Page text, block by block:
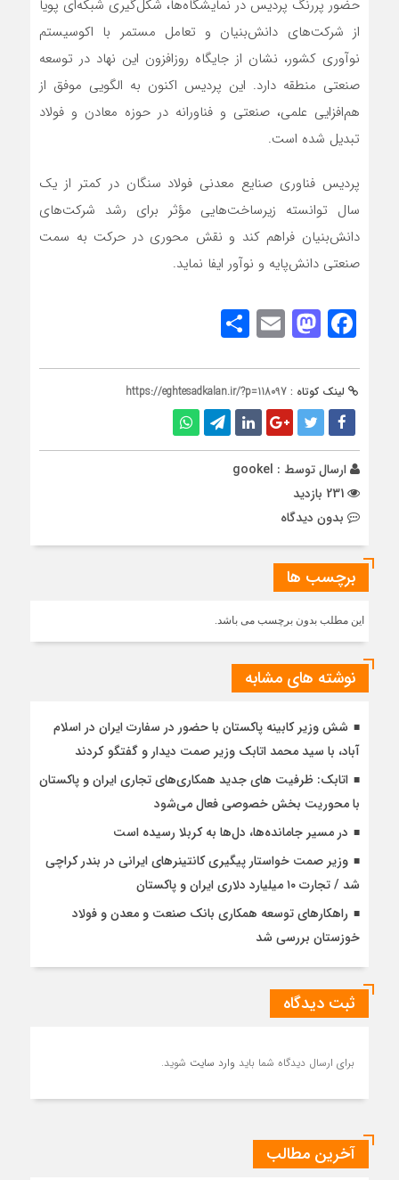
حضور پررنگ پردیس در نمایشگاه‌ها، شکل‌گیری شبکه‌ای پویا
از شرکت‌های دانش‌بنیان و تعامل مستمر با اکوسیستم
نوآوری کشور، نشان از جایگاه روزافزون این نهاد در توسعه
صنعتی منطقه دارد. این پردیس اکنون به الگویی موفق از
هم‌افزایی علمی، صنعتی و فناورانه در حوزه معادن و فولاد
تبدیل شده است.
پردیس فناوری صنایع معدنی فولاد سنگان در کمتر از یک
سال توانسته زیرساخت‌هایی مؤثر برای رشد شرکت‌های
دانش‌بنیان فراهم کند و نقش محوری در حرکت به سمت
صنعتی دانش‌پایه و نوآور ایفا نماید.
Facebook
Mastodon
Email
لینک کوتاه : https://eghtesadkalan.ir/?p=118097
ارسال توسط : gookel
بدون دیدگاه
برچسب ها
این مطلب بدون برچسب می باشد.
نوشته های مشابه
شش وزیر کابینه پاکستان با حضور در سفارت ایران در اسلام
آباد، با سيد محمد اتابك وزير صمت ديدار و گفتگو كردند
اتابک: ظرفیت های جدید همکاری‌های تجاری ایران و پاکستان
با محوریت بخش خصوصی فعال می‌شود
در مسیر جا‌مانده‌ها، دل‌ها به کربلا رسیده است
وزیر صمت خواستار پیگیری کانتینرهای ایرانی در بندر کراچی
شد / تجارت ۱۰ میلیارد دلاری ایران و پاکستان
راهکارهای توسعه همکاری بانک صنعت و معدن و فولاد
خوزستان بررسی شد
ثبت دیدگاه
برای ارسال دیدگاه شما باید وارد سایت شوید.
آخرین مطالب